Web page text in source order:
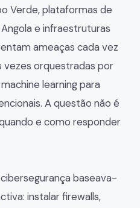
Verde, plataformas de
e infraestruturas
ameaças cada vez
vezes orquestradas por
learning para
A questão não é
e como responder
baseava-
instalar firewalls,